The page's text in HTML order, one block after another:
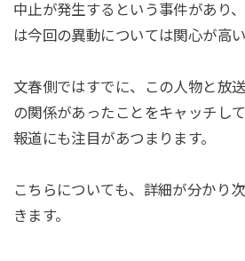
中止が発生するという事件があり
は今回の異動については関心が高い
文春側ではすでに、この人物と放
の関係があったことをキャッチし
報道にも注目があつまります。
こちらについても、詳細が分かり
きます。